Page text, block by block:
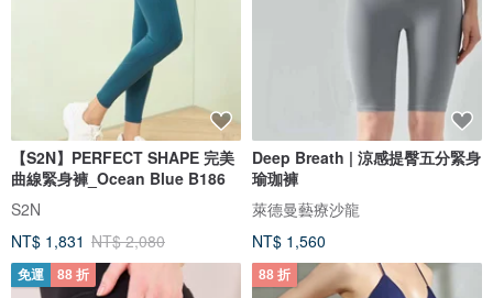
【S2N】PERFECT SHAPE 完美
曲線緊身褲_Ocean Blue B186
S2N
NT$ 1,831 NT$ 2,080
Deep Breath | 涼感提臀五分緊身
瑜珈褲
萊德曼藝療沙龍
NT$ 1,560
免運 88 折 88 折